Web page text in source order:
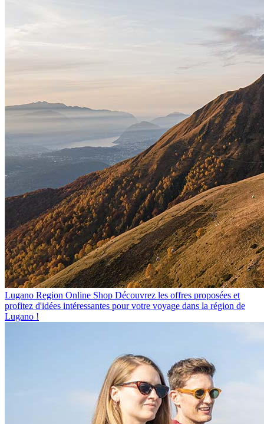
Lugano Region Online Shop Découvrez les offres proposées et
profitez d'idées intéressantes pour votre voyage dans la région de
Lugano !